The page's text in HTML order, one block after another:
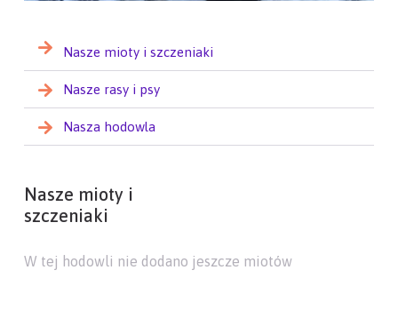
Nasze mioty i szczeniaki
Nasze rasy i psy
Nasza hodowla
Nasze mioty i
szczeniaki
W tej hodowli nie dodano jeszcze miotów